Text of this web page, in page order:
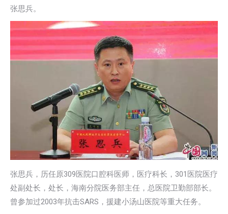
张思兵。
张思兵，历任原309医院口腔科医师，医疗科长，301医院医疗
处副处长，处长，海南分院医务部主任，总医院卫勤部部长。
曾参加过2003年抗击SARS，援建小汤山医院等重大任务。